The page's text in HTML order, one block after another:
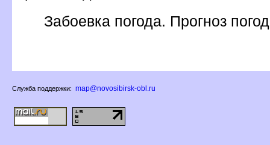
Забоевка погода. Прогноз
Служба поддержки: map@novosibirsk-obl.ru